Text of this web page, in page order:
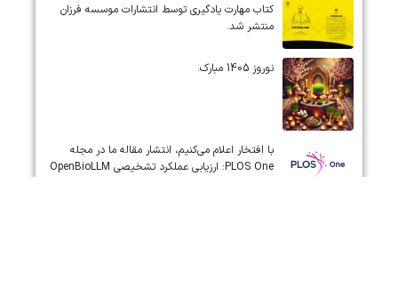
کتاب مهارت یادگیری توسط انتشارات موسسه فرزان
منتشر شد.
نوروز 1405 مبارک.
‏‏‏با افتخار اعلام می‌کنیم، انتشار مقاله ما در مجله
‎PLOS One‎: ارزیابی عملکرد تشخیصی ‎OpenBioLLM‎